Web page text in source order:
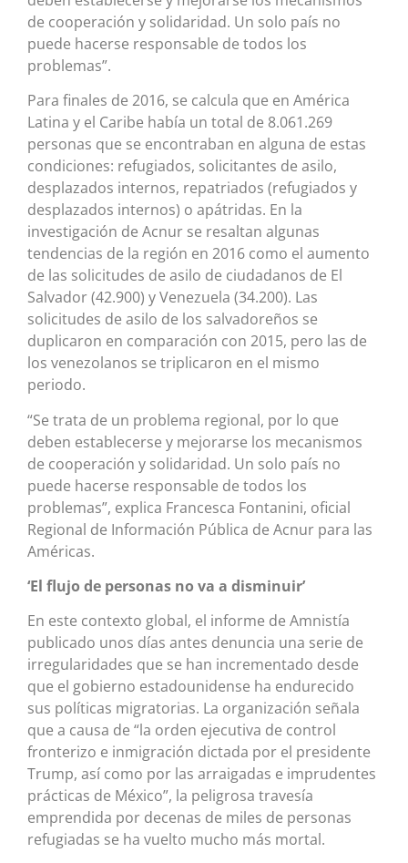
de cooperación y solidaridad. Un solo país no
puede hacerse responsable de todos los
problemas”.
Para finales de 2016, se calcula que en América
Latina y el Caribe había un total de 8.061.269
personas que se encontraban en alguna de estas
condiciones: refugiados, solicitantes de asilo,
desplazados internos, repatriados (refugiados y
desplazados internos) o apátridas. En la
investigación de Acnur se resaltan algunas
tendencias de la región en 2016 como el aumento
de las solicitudes de asilo de ciudadanos de El
Salvador (42.900) y Venezuela (34.200). Las
solicitudes de asilo de los salvadoreños se
duplicaron en comparación con 2015, pero las de
los venezolanos se triplicaron en el mismo
periodo.
“Se trata de un problema regional, por lo que
deben establecerse y mejorarse los mecanismos
de cooperación y solidaridad. Un solo país no
puede hacerse responsable de todos los
problemas”, explica Francesca Fontanini, oficial
Regional de Información Pública de Acnur para las
Américas.
‘El flujo de personas no va a disminuir’
En este contexto global, el informe de Amnistía
publicado unos días antes denuncia una serie de
irregularidades que se han incrementado desde
que el gobierno estadounidense ha endurecido
sus políticas migratorias. La organización señala
que a causa de “la orden ejecutiva de control
fronterizo e inmigración dictada por el presidente
Trump, así como por las arraigadas e imprudentes
prácticas de México”, la peligrosa travesía
emprendida por decenas de miles de personas
refugiadas se ha vuelto mucho más mortal.